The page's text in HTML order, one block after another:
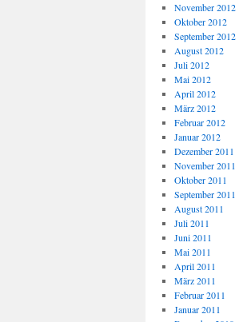
November 2012
Oktober 2012
September 2012
August 2012
Juli 2012
Mai 2012
April 2012
März 2012
Februar 2012
Januar 2012
Dezember 2011
November 2011
Oktober 2011
September 2011
August 2011
Juli 2011
Juni 2011
Mai 2011
April 2011
März 2011
Februar 2011
Januar 2011